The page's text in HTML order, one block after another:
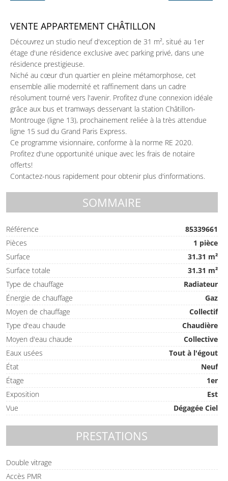
VENTE APPARTEMENT CHÂTILLON
Découvrez un studio neuf d'exception de 31 m², situé au 1er
étage d'une résidence exclusive avec parking privé, dans une
résidence prestigieuse.
Niché au cœur d'un quartier en pleine métamorphose, cet
ensemble allie modernité et raffinement dans un cadre
résolument tourné vers l'avenir. Profitez d'une connexion idéale
grâce aux bus et tramways desservant la station Châtillon-
Montrouge (ligne 13), prochainement reliée à la très attendue
ligne 15 sud du Grand Paris Express.
Ce programme visionnaire, conforme à la norme RE 2020.
Profitez d'une opportunité unique avec les frais de notaire
offerts!
Contactez-nous rapidement pour obtenir plus d'informations.
SOMMAIRE
Référence
85339661
Pièces
1 pièce
Surface
31.31 m²
Surface totale
31.31 m²
Type de chauffage
Radiateur
Énergie de chauffage
Gaz
Moyen de chauffage
Collectif
Type d'eau chaude
Chaudière
Moyen d'eau chaude
Collective
Eaux usées
Tout à l'égout
État
Neuf
Étage
1er
Exposition
Est
Vue
Dégagée Ciel
PRESTATIONS
Double vitrage
Accès PMR